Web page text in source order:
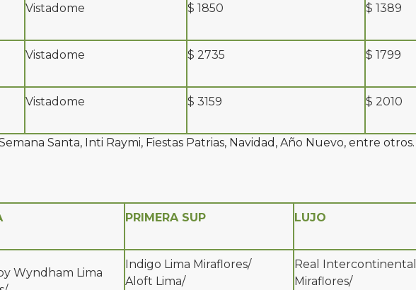
Vistadome $ 1850 $ 1389
Vistadome $ 2735 $ 1799
Vistadome $ 3159 $ 2010
Santa, Inti Raymi, Fiestas Patrias, Navidad, Año Nuevo, entre otros.
PRIMERA SUP LUJO
Wyndham Lima
Indigo Lima Miraflores/
Aloft Lima/
Real
Miraflores/